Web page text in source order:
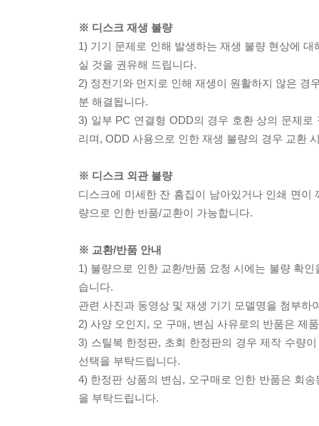
※ 디스크 재생 불량
1) 기기 문제로 인해 발생하는 재생 불량 현상에
실 것을 권유해 드립니다.
2) 정전기와 먼지로 인해 재생이 원활하지 않은 경
분 해결됩니다.
3) 일부 PC 연결형 ODD의 경우 호환 상의 문제
리며, ODD 사용으로 인한 재생 불량의 경우 교환
※ 디스크 외관 불량
디스크에 미세한 잔 흠집이 남아있거나 인쇄 면
량으로 인한 반품/교환이 가능합니다.
※ 교환/반품 안내
1) 불량으로 인한 교환/반품 요청 시에는 불량 확
습니다.
관련 사진과 동영상 및 재생 기기 모델명을 첨부하
2) 사양 오인지, 오 구매, 변심 사유로의 반품은 제
3) 스틸북 한정판, 초회 한정판의 경우 제작 수량
선택을 부탁드립니다.
4) 한정판 상품의 변심, 오구매로 인한 반품은 회
을 부탁드립니다.